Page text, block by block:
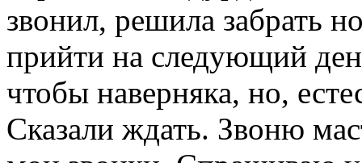
звонил, решила забрать
прийти на следующий
чтобы наверняка, но,
Сказали ждать. Звоню